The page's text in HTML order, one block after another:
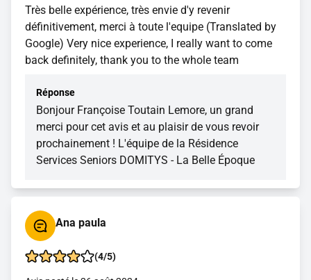
Très belle expérience, très envie d'y revenir
définitivement, merci à toute l'equipe (Translated by
Google) Very nice experience, I really want to come
back definitely, thank you to the whole team
Réponse
Bonjour Françoise Toutain Lemore, un grand
merci pour cet avis et au plaisir de vous revoir
prochainement ! L'équipe de la Résidence
Services Seniors DOMITYS - La Belle Époque
Ana paula
(4/5)